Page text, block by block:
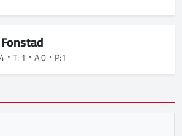
Fonstad
T: 1 A:0 P:1